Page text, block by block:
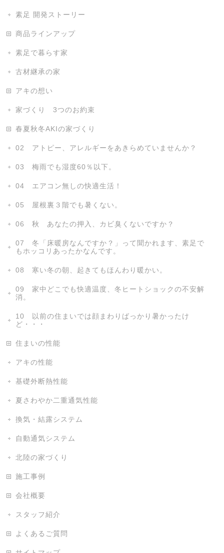
素足 開発ストーリー
商品ラインアップ
素足で暮らす家
古材継承の家
アキの想い
家づくり 3つのお約束
春夏秋冬AKIの家づくり
02 アトピー、アレルギーをあきらめていませんか？
03 梅雨でも湿度60％以下。
04 エアコン無しの快適生活！
05 屋根裏３階でも暑くない。
06 秋 あなたの押入、カビ臭くないですか？
07 冬「床暖房なんですか？」って聞かれます、素足で
もホッコリあったかなんです。
08 寒い冬の朝、起きてもほんわり暖かい。
09 家中どこでも快適温度、冬ヒートショックの不安解
消。
10 以前の住まいでは顔まわりばっかり暑かったけ
ど・・・
住まいの性能
アキの性能
基礎外断熱性能
夏さわやか二重通気性能
換気・結露システム
自動通気システム
北陸の家づくり
施工事例
会社概要
スタッフ紹介
よくあるご質問